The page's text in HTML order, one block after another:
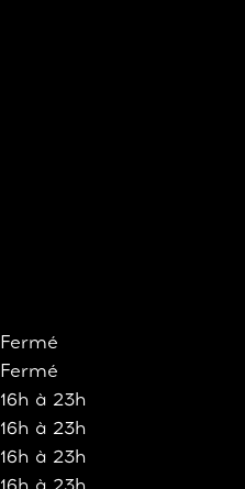
Fermé
Fermé
16h à 23h
16h à 23h
16h à 23h